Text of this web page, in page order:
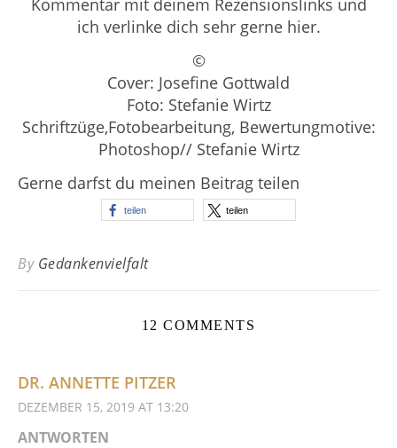
ich verlinke dich sehr gerne hier.
©
Cover: Josefine Gottwald
Foto: Stefanie Wirtz
Schriftzüge,Fotobearbeitung, Bewertungmotive:
Photoshop// Stefanie Wirtz
Gerne darfst du meinen Beitrag teilen
teilen teilen
By Gedankenvielfalt
12 COMMENTS
DR. ANNETTE PITZER
DEZEMBER 15, 2019 AT 13:20
ANTWORTEN